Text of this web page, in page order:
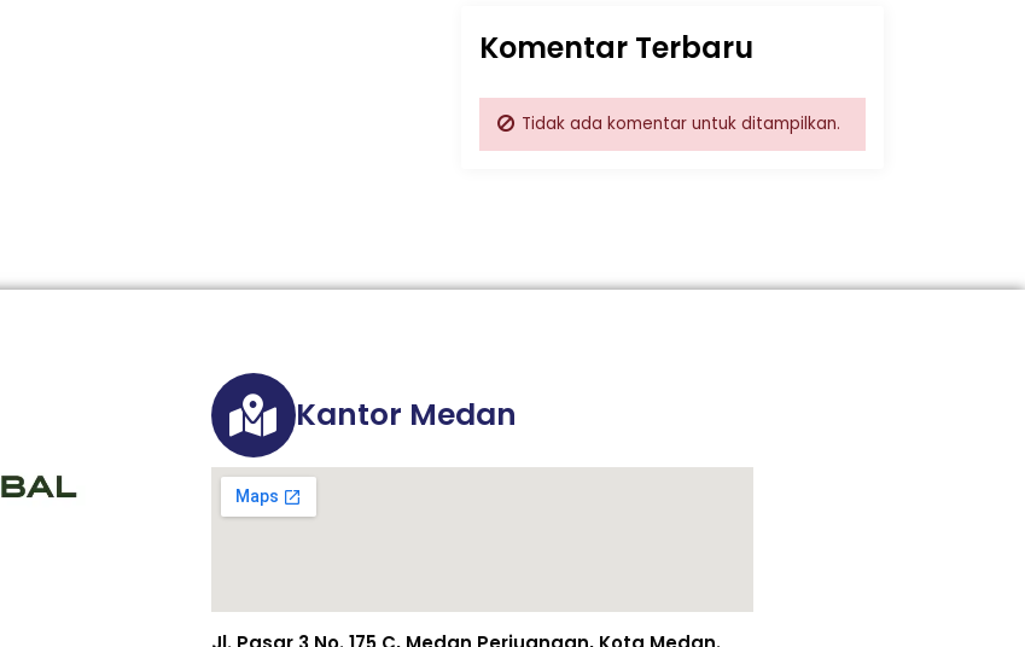
Komentar Terbaru
Tidak ada komentar untuk ditampilkan.
Kantor Medan